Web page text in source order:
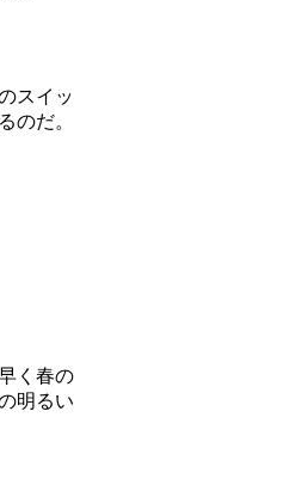
スイッ
のだ。
く春の
明るい